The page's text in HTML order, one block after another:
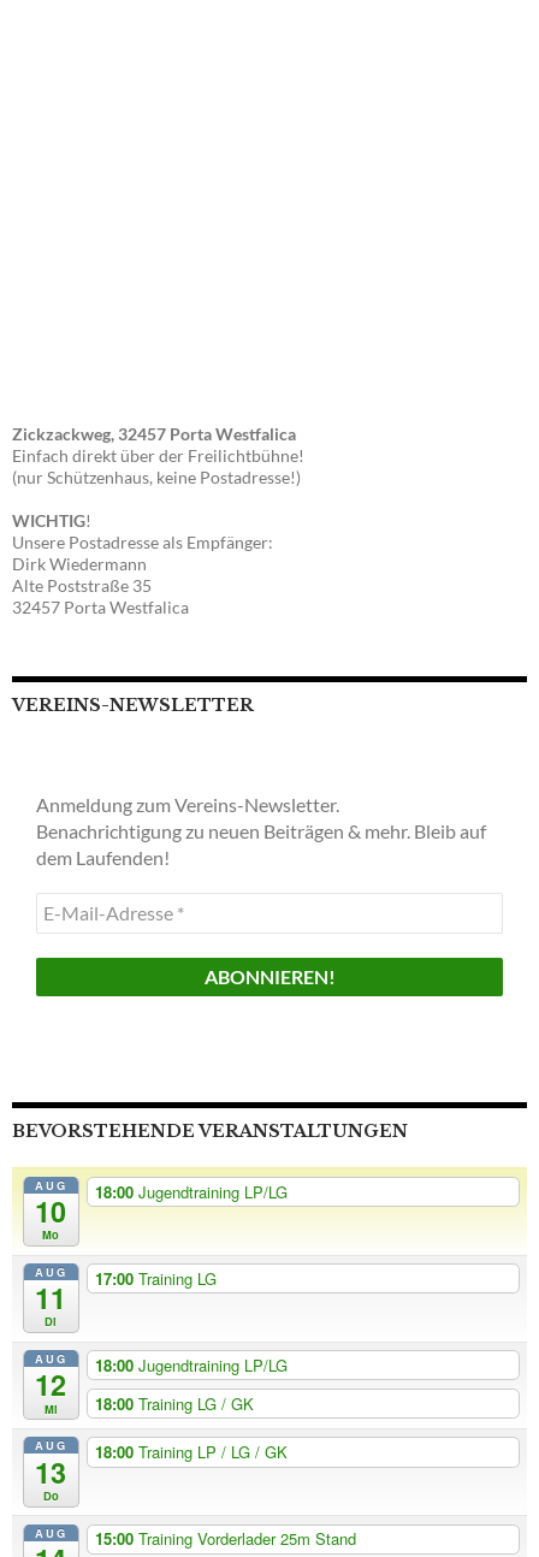
Zickzackweg, 32457 Porta Westfalica
Einfach direkt über der Freilichtbühne!
(nur Schützenhaus, keine Postadresse!)
WICHTIG!
Unsere Postadresse als Empfänger:
Dirk Wiedermann
Alte Poststraße 35
32457 Porta Westfalica
VEREINS-NEWSLETTER
Anmeldung zum Vereins-Newsletter.
Benachrichtigung zu neuen Beiträgen & mehr. Bleib auf
dem Laufenden!
E-
Mail-
Adresse
BEVORSTEHENDE VERANSTALTUNGEN
AUG
10
Mo
18:00 Jugendtraining LP/LG
AUG
11
Di
17:00 Training LG
AUG
12
Mi
18:00 Jugendtraining LP/LG
18:00 Training LG / GK
AUG
13
Do
18:00 Training LP / LG / GK
AUG 15:00 Training Vorderlader 25m Stand